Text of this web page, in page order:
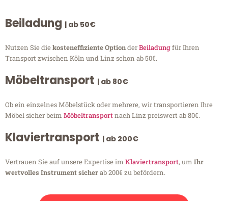
Beiladung | ab 50€
Nutzen Sie diekosteneffiziente OptionderBeiladungfür Ihren
Transport zwischen Köln und Linz schon ab 50€.
Möbeltransport | ab 80€
Ob ein einzelnes Möbelstück oder mehrere, wir transportieren Ihre
Möbel sicher beim Möbeltransportnach Linz preiswert ab 80€.
Klaviertransport | ab 200€
Vertrauen Sie auf unsere Expertise im Klaviertransport, um Ihr
wertvolles Instrument sicherab 200€ zu befördern.